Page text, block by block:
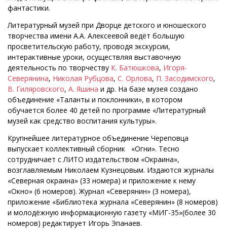
фантастики.
Литературный музей при Дворце детского и юношеского
творчества имени А.А. Алексеевой ведёт большую
просветительскую работу, проводя экскурсии,
интерактивные уроки, осуществляя выставочную
деятельность по творчеству К. Батюшкова, Игоря-
Северянина, Николая Рубцова, С. Орлова, П. Засодимского,
В. Гиляровского, А. Яшина и др. На базе музея создано
объединение «Таланты и поклонники», в котором
обучается более 40 детей по программе «Литературный
музей как средство воспитания культуры».
Крупнейшее литературное объединение Череповца
выпускает коллективный сборник «Огни». Тесно
сотрудничает с ЛИТО издательством «Окраина»,
возглавляемым Николаем Кузнецовым. Издаются журналы
«Северная окраина» (33 номера) и приложение к нему
«Окно» (6 номеров). Журнал «Северянин» (3 номера),
приложение «Библиотека журнала «Северянин» (8 номеров)
и молодёжную информационную газету «МИГ-35»(более 30
номеров) редактирует Игорь Эпанаев.